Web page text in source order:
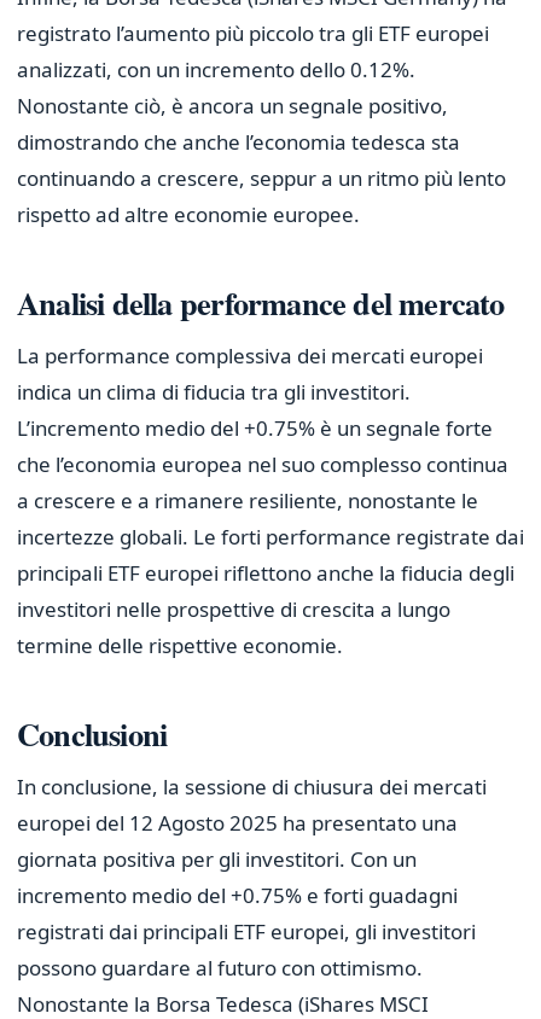
registrato l’aumento più piccolo tra gli ETF europei
analizzati, con un incremento dello 0.12%.
Nonostante ciò, è ancora un segnale positivo,
dimostrando che anche l’economia tedesca sta
continuando a crescere, seppur a un ritmo più lento
rispetto ad altre economie europee.
Analisi della performance del mercato
La performance complessiva dei mercati europei
indica un clima di fiducia tra gli investitori.
L’incremento medio del +0.75% è un segnale forte
che l’economia europea nel suo complesso continua
a crescere e a rimanere resiliente, nonostante le
incertezze globali. Le forti performance registrate dai
principali ETF europei riflettono anche la fiducia degli
investitori nelle prospettive di crescita a lungo
termine delle rispettive economie.
Conclusioni
In conclusione, la sessione di chiusura dei mercati
europei del 12 Agosto 2025 ha presentato una
giornata positiva per gli investitori. Con un
incremento medio del +0.75% e forti guadagni
registrati dai principali ETF europei, gli investitori
possono guardare al futuro con ottimismo.
Nonostante la Borsa Tedesca (iShares MSCI